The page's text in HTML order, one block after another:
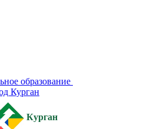
образование
Курган
Курган